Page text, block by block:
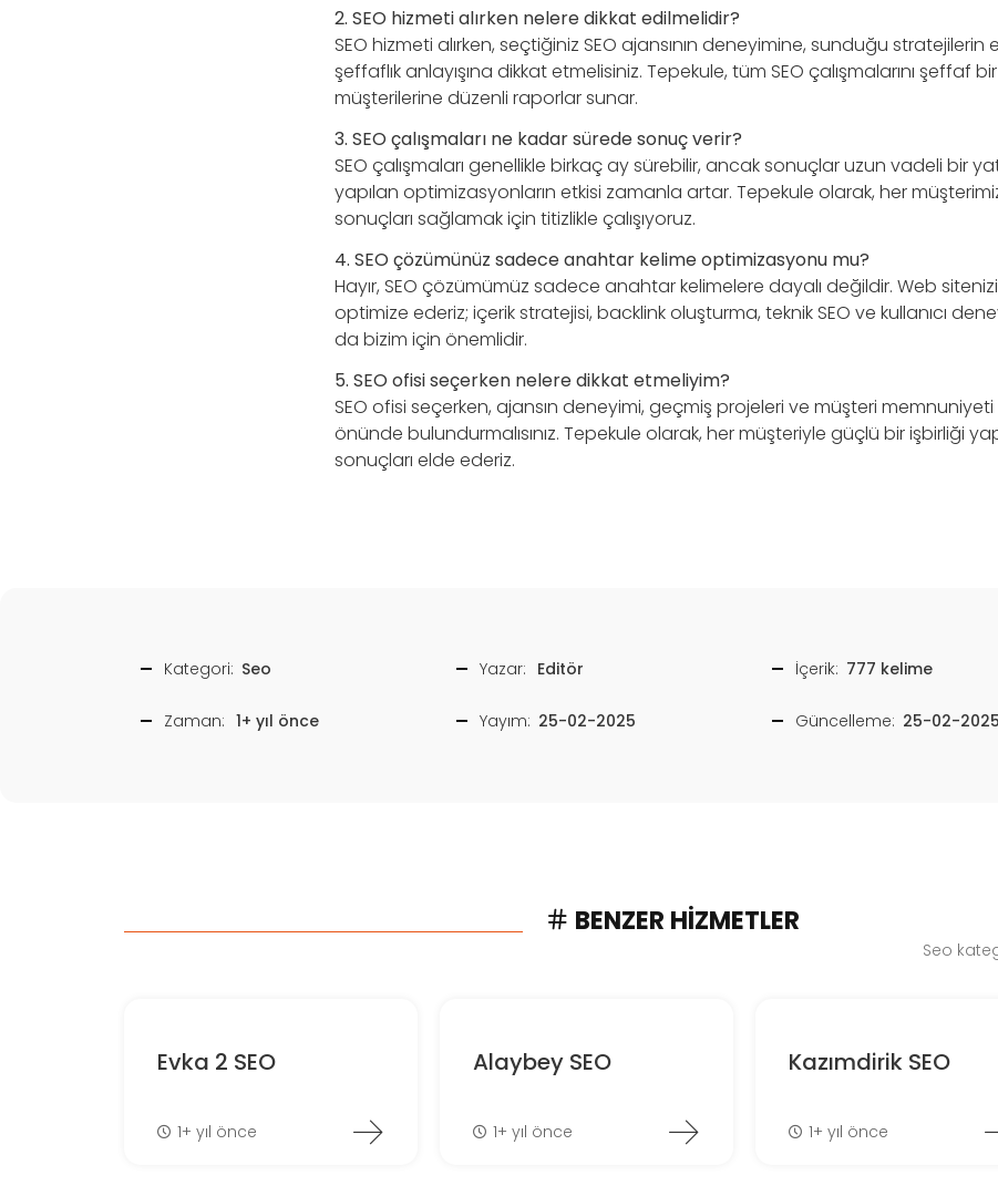
2. SEO hizmeti alırken nelere dikkat edilmelidir?
SEO hizmeti alırken, seçtiğiniz SEO ajansının deneyimine, sunduğu stratejilerin
şeffaflık anlayışına dikkat etmelisiniz. Tepekule, tüm SEO çalışmalarını şeffaf
müşterilerine düzenli raporlar sunar.
3. SEO çalışmaları ne kadar sürede sonuç verir?
SEO çalışmaları genellikle birkaç ay sürebilir, ancak sonuçlar uzun vadeli bir
yapılan optimizasyonların etkisi zamanla artar. Tepekule olarak, her
sonuçları sağlamak için titizlikle çalışıyoruz.
4. SEO çözümünüz sadece anahtar kelime optimizasyonu mu?
Hayır, SEO çözümümüz sadece anahtar kelimelere dayalı değildir. Web
optimize ederiz; içerik stratejisi, backlink oluşturma, teknik SEO ve kullanıcı
da bizim için önemlidir.
5. SEO ofisi seçerken nelere dikkat etmeliyim?
SEO ofisi seçerken, ajansın deneyimi, geçmiş projeleri ve müşteri
önünde bulundurmalısınız. Tepekule olarak, her müşteriyle güçlü bir işbirliği
sonuçları elde ederiz.
Kategori: Seo Yazar: Editör İçerik: 777 kelime
Zaman: 1+ yıl önce Yayım: 25-02-2025 Güncelleme: 25-02-2025
BENZER HIZMETLER
Seo
Evka 2 SEO
1+ yıl önce
Alaybey SEO
1+ yıl önce
Kazımdirik SEO
1+ yıl önce